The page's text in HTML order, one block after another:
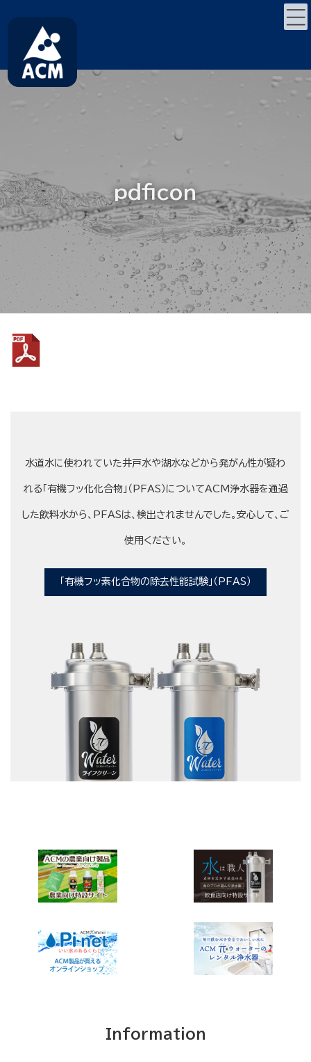
キ
ゲ
に
移
pdficon
水道水に使われていた井戸水や湖水などから発がん性が疑わ
れる「有機フッ化化合物」（PFAS）についてACM浄水器を通過
した飲料水から、PFASは、検出されませんでした。安心して、ご
使用ください。
「有機フッ素化合物の除去性能試験」（PFAS）
Information